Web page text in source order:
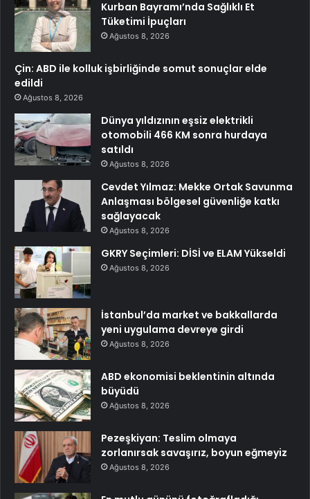
Kurban Bayramı’nda Sağlıklı Et
Tüketimi İpuçları
Ağustos 8, 2026
Çin: ABD ile kolluk işbirliğinde somut sonuçlar elde
edildi
Ağustos 8, 2026
Dünya yıldızının eşsiz elektrikli
otomobili 466 KM sonra hurdaya
satıldı
Ağustos 8, 2026
Cevdet Yılmaz: Mekke Ortak Savunma
Anlaşması bölgesel güvenliğe katkı
sağlayacak
Ağustos 8, 2026
GKRY Seçimleri: DİSİ ve ELAM Yükseldi
Ağustos 8, 2026
İstanbul’da market ve bakkallarda
yeni uygulama devreye girdi
Ağustos 8, 2026
ABD ekonomisi beklentinin altında
büyüdü
Ağustos 8, 2026
Pezeşkiyan: Teslim olmaya
zorlanırsak savaşırız, boyun eğmeyiz
Ağustos 8, 2026